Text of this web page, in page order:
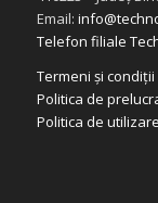
Email:
Telefon filiale
Termeni și condiții
Politica de
Politica de